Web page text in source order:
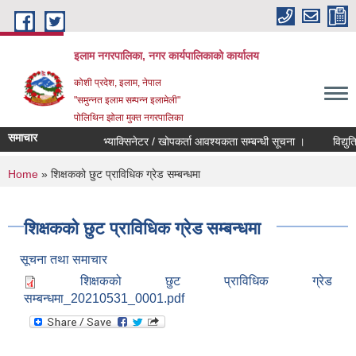
Skip to main content
इलाम नगरपालिका, नगर कार्यपालिकाको कार्यालय
कोशी प्रदेश, इलाम, नेपाल
"समुन्नत इलाम सम्पन्न इलामेली"
पोलिथिन झोला मुक्त नगरपालिका
समाचार भ्याक्सिनेटर / खोपकर्ता आवश्यकता सम्बन्धी सूचना । विद्युतिय
You are here
Home » शिक्षकको छुट प्राविधिक ग्रेड सम्बन्धमा
शिक्षकको छुट प्राविधिक ग्रेड सम्बन्धमा
सूचना तथा समाचार
शिक्षकको छुट प्राविधिक ग्रेड
सम्बन्धमा_20210531_0001.pdf